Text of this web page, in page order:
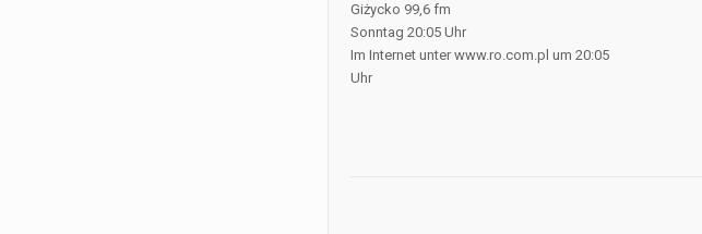
Giżycko 99,6 fm
Sonntag 20:05 Uhr
Im Internet unter www.ro.com.pl um 20:05
Uhr